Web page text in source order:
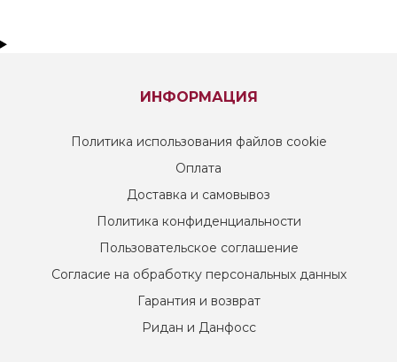
ИНФОРМАЦИЯ
Политика использования файлов cookie
Оплата
Доставка и самовывоз
Политика конфиденциальности
Пользовательское соглашение
Согласие на обработку персональных данных
Гарантия и возврат
Ридан и Данфосс